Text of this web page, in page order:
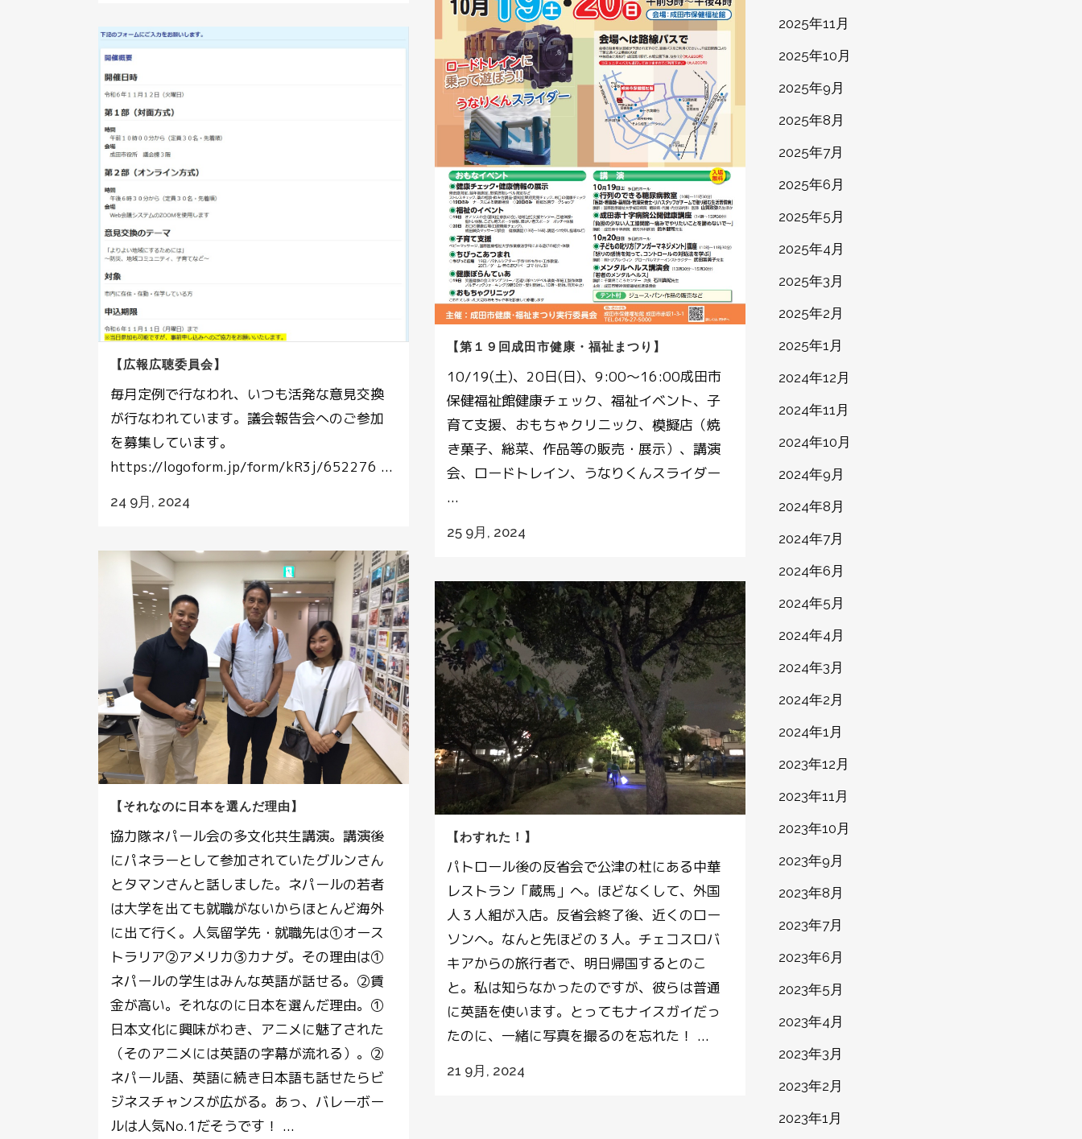
【第１９回成田市健康・福祉まつり】
10/19(土)、20日(日)、9:00～16:00成田市
保健福祉館健康チェック、福祉イベント、子
育て支援、おもちゃクリニック、模擬店（焼
き菓子、総菜、作品等の販売・展示）、講演
会、ロードトレイン、うなりくんスライダー
...
25 9月, 2024
【広報広聴委員会】
毎月定例で行なわれ、いつも活発な意見交換
が行なわれています。議会報告会へのご参加
を募集しています。
https://logoform.jp/form/kR3j/652276 ...
24 9月, 2024
【それなのに日本を選んだ理由】
協力隊ネパール会の多文化共生講演。講演後
にパネラーとして参加されていたグルンさん
とタマンさんと話しました。ネパールの若者
は大学を出ても就職がないからほとんど海外
に出て行く。人気留学先・就職先は①オース
トラリア②アメリカ③カナダ。その理由は①
ネパールの学生はみんな英語が話せる。②賃
金が高い。それなのに日本を選んだ理由。①
日本文化に興味がわき、アニメに魅了された
（そのアニメには英語の字幕が流れる）。②
ネパール語、英語に続き日本語も話せたらビ
ジネスチャンスが広がる。あっ、バレーボー
ルは人気No.1だそうです！ ...
【わすれた！】
パトロール後の反省会で公津の杜にある中華
レストラン「蔵馬」へ。ほどなくして、外国
人３人組が入店。反省会終了後、近くのロー
ソンへ。なんと先ほどの３人。チェコスロバ
キアからの旅行者で、明日帰国するとのこ
と。私は知らなかったのですが、彼らは普通
に英語を使います。とってもナイスガイだっ
たのに、一緒に写真を撮るのを忘れた！ ...
21 9月, 2024
2025年11月
2025年10月
2025年9月
2025年8月
2025年7月
2025年6月
2025年5月
2025年4月
2025年3月
2025年2月
2025年1月
2024年12月
2024年11月
2024年10月
2024年9月
2024年8月
2024年7月
2024年6月
2024年5月
2024年4月
2024年3月
2024年2月
2024年1月
2023年12月
2023年11月
2023年10月
2023年9月
2023年8月
2023年7月
2023年6月
2023年5月
2023年4月
2023年3月
2023年2月
2023年1月